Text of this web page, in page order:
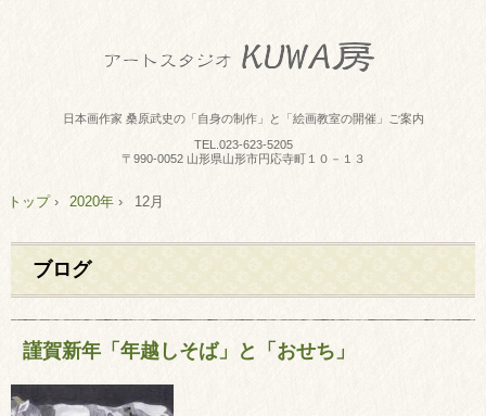
日本画作家 桑原武史の「自身の制作」と「絵画教室の開催」ご案内
TEL. 023-623-5205
〒990-0052 山形県山形市円応寺町１０－１３
トップ› 2020年 › 12月
ブログ
謹賀新年「年越しそば」と「おせち」